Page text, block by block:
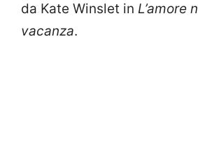
da Kate Winslet in L’amore
vacanza.